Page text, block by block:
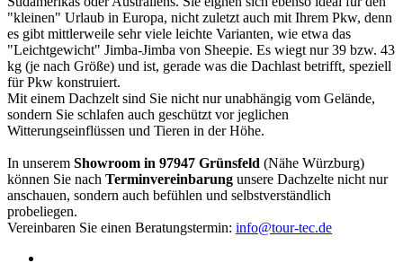
"kleinen" Urlaub in Europa, nicht zuletzt auch mit Ihrem Pkw, denn
es gibt mittlerweile sehr viele leichte Varianten, wie etwa das
"Leichtgewicht" Jimba-Jimba von Sheepie. Es wiegt nur 39 bzw. 43
kg (je nach Größe) und ist, gerade was die Dachlast betrifft, speziell
für Pkw konstruiert.
Mit einem Dachzelt sind Sie nicht nur unabhängig vom Gelände,
sondern Sie schlafen auch geschützt vor jeglichen
Witterungseinflüssen und Tieren in der Höhe.
In unserem Showroom in 97947 Grünsfeld (Nähe Würzburg)
können Sie nach Terminvereinbarung unsere Dachzelte nicht nur
anschauen, sondern auch befühlen und selbstverständlich
probeliegen.
Vereinbaren Sie einen Beratungstermin: info@tour-tec.de